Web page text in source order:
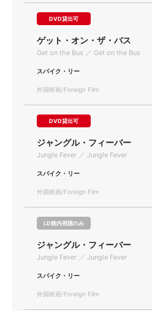
DVD貸出可
ゲット・オン・ザ・バス
Get on the Bus ／ Get on the Bus
スパイク・リー
外国映画/Foreign Film
DVD貸出可
ジャングル・フィーバー
Jungle Fever ／ Jungle Fever
スパイク・リー
外国映画/Foreign Film
LD館内視聴のみ
ジャングル・フィーバー
Jungle Fever ／ Jungle Fever
スパイク・リー
外国映画/Foreign Film